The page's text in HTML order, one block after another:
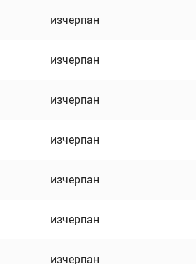
изчерпан
изчерпан
изчерпан
изчерпан
изчерпан
изчерпан
изчерпан